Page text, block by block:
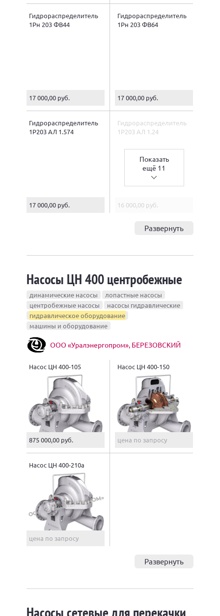
Гидрораспределитель
1Рн 203 ФВ44
17 000,00 руб.
Гидрораспределитель
1Рн 203 ФВ64
17 000,00 руб.
Гидрораспределитель
1Р203 АЛ 1.574
17 000,00 руб.
Гидрораспределитель
1Р203 АЛ 1.24
Показать
ещё 11
16 000,00 руб.
Развернуть
Насосы ЦН 400 центробежные
динамические насосы
лопастные насосы
центробежные насосы
насосы гидравлические
гидравлическое оборудование
машины и оборудование
ООО «Уралэнергопром», БЕРЕЗОВСКИЙ
Насос ЦН 400-105
875 000,00 руб.
Насос ЦН 400-150
цена по запросу
Насос ЦН 400-210а
цена по запросу
Развернуть
Насосы сетевые для перекачки